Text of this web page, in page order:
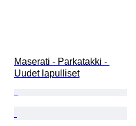
Maserati - Parkatakki -
Uudet lapulliset